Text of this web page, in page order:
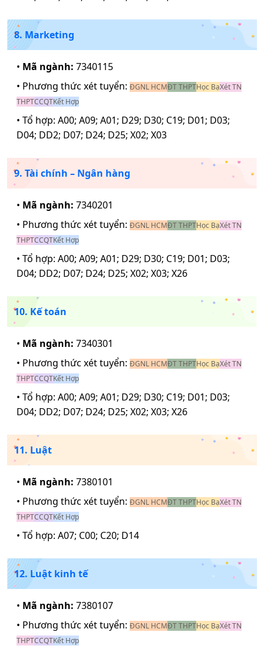
8. Marketing
• Mã ngành: 7340115
• Phương thức xét tuyển: ĐGNL HCMĐT THPTHọc BạXét TN
THPTCCQTKết Hợp
• Tổ hợp: A00; A09; A01; D29; D30; C19; D01; D03;
D04; DD2; D07; D24; D25; X02; X03
9. Tài chính – Ngân hàng
• Mã ngành: 7340201
• Phương thức xét tuyển: ĐGNL HCMĐT THPTHọc BạXét TN
THPTCCQTKết Hợp
• Tổ hợp: A00; A09; A01; D29; D30; C19; D01; D03;
D04; DD2; D07; D24; D25; X02; X03; X26
10. Kế toán
• Mã ngành: 7340301
• Phương thức xét tuyển: ĐGNL HCMĐT THPTHọc BạXét TN
THPTCCQTKết Hợp
• Tổ hợp: A00; A09; A01; D29; D30; C19; D01; D03;
D04; DD2; D07; D24; D25; X02; X03; X26
11. Luật
• Mã ngành: 7380101
• Phương thức xét tuyển: ĐGNL HCMĐT THPTHọc BạXét TN
THPTCCQTKết Hợp
• Tổ hợp: A07; C00; C20; D14
12. Luật kinh tế
• Mã ngành: 7380107
• Phương thức xét tuyển: ĐGNL HCMĐT THPTHọc BạXét TN
THPTCCQTKết Hợp